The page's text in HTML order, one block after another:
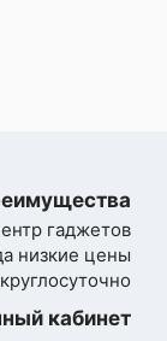
гаджетов
низкие цены
кабинет